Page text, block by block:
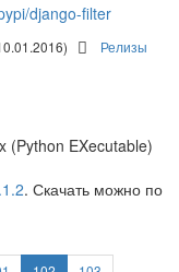
django-filter
Релизы
(Python EXecutable)
. Скачать можно по